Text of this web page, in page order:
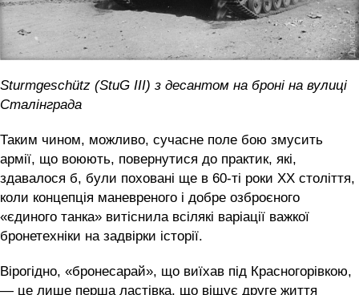
Sturmgeschütz (StuG III) з десантом на броні на вулиці
Сталінграда
Таким чином, можливо, сучасне поле бою змусить
армії, що воюють, повернутися до практик, які,
здавалося б, були поховані ще в 60-ті роки ХХ століття,
коли концепція маневреного і добре озброєного
«єдиного танка» витіснила всілякі варіації важкої
бронетехніки на задвірки історії.
Вірогідно, «бронесарай», що виїхав під Красногорівкою,
— це лише перша ластівка, що віщує друге життя